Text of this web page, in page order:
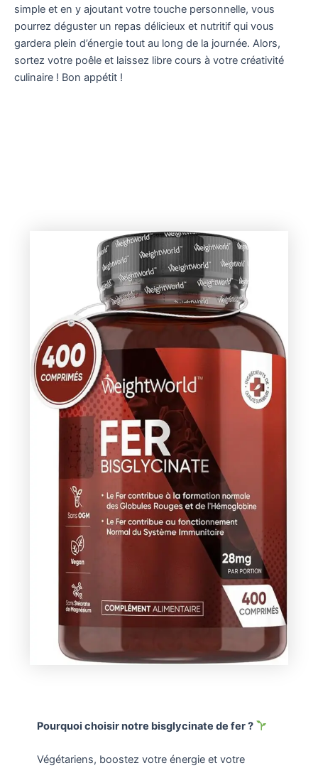
simple et en y ajoutant votre touche personnelle, vous
pourrez déguster un repas délicieux et nutritif qui vous
gardera plein d’énergie tout au long de la journée. Alors,
sortez votre poêle et laissez libre cours à votre créativité
culinaire ! Bon appétit !
Pourquoi choisir notre bisglycinate de fer ?
Végétariens, boostez votre énergie et votre